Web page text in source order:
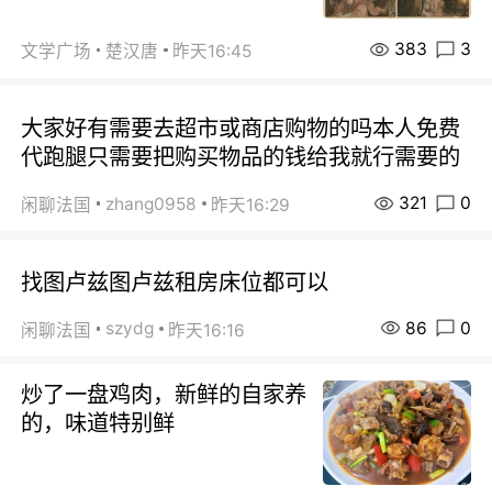
文学广场 楚汉唐 昨天16:45 383 3
大家好有需要去超市或商店购物的吗本人免费
代跑腿只需要把购买物品的钱给我就行需要的
闲聊法国 zhang0958 昨天16:29 321 0
找图卢兹图卢兹租房床位都可以
闲聊法国 szydg 昨天16:16 86 0
炒了一盘鸡肉，新鲜的自家养
的，味道特别鲜